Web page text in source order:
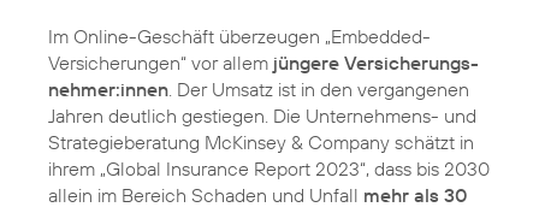
Im Online-Geschäft überzeugen „Embedded-
Versicherungen“ vor allem jüngere Versicherungs­
nehmer:innen. Der Umsatz ist in den vergangenen
Jahren deutlich gestiegen. Die Unternehmens- und
Strategieberatung McKinsey & Company schätzt in
ihrem „Global Insurance Report 2023“, dass bis 2030
allein im Bereich Schaden und Unfall mehr als 30